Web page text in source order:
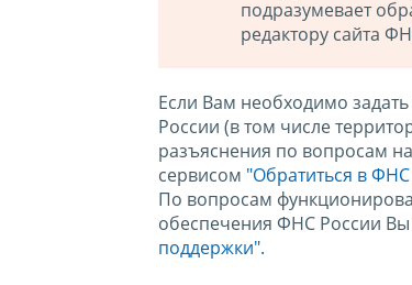
подразумевает
редактору сайта
Если Вам необходимо
России (в том числе
разъяснения по вопросам
сервисом "Обратиться в
По вопросам
обеспечения ФНС России Вы
поддержки".